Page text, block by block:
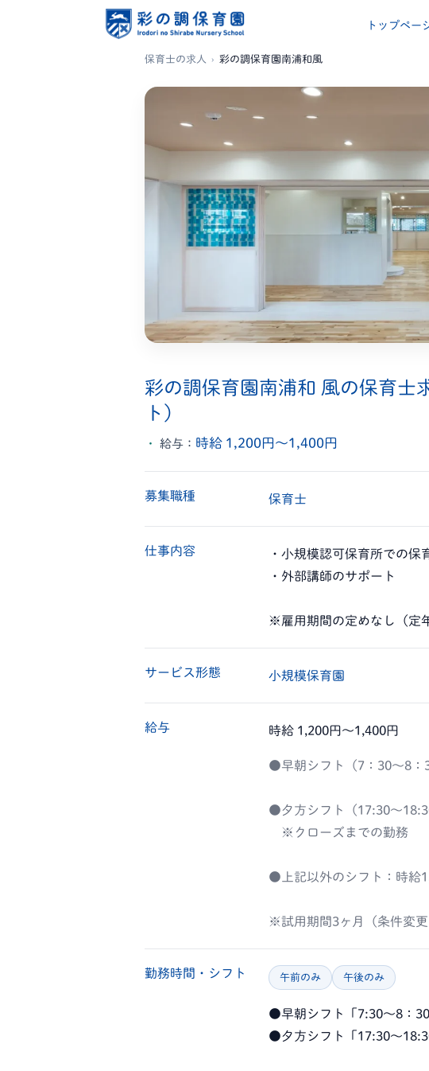
トップペー
保育士の求人 › 彩の調保育園南浦和風
彩の調保育園南浦和 風の保育士
ト）
給与： 時給 1,200円〜1,400円
募集職種 保育士
仕事内容
・小規模認可保育所での保
・外部講師のサポート
※雇用期間の定めなし（定
サービス形態 小規模保育園
給与 時給 1,200円〜1,400円
●早朝シフト（7：30～8：
●夕方シフト（17:30～
※クローズまでの勤務
●上記以外のシフト：時給
※試用期間3ヶ月（条件変更
勤務時間・シフト 午前のみ 午後のみ
●早朝シフト「7:30～8：
●夕方シフト「17:30～